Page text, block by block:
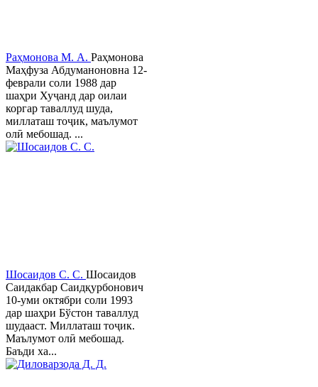
Раҳмонова М. А. Раҳмонова
Маҳфуза Абдуманоновна 12-
феврали соли 1988 дар
шаҳри Хуҷанд дар оилаи
коргар таваллуд шуда,
миллаташ тоҷик, маълумот
олӣ мебошад. ...
Шосаидов С. С. Шосаидов
Саидакбар Саидқурбонович
10-уми октябри соли 1993
дар шаҳри Бўстон таваллуд
шудааст. Миллаташ тоҷик.
Маълумот олӣ мебошад.
Баъди ха...